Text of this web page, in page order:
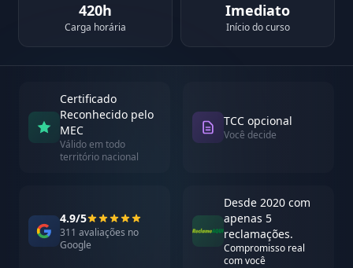
420h
Carga horária
Imediato
Início do curso
Certificado
Reconhecido pelo
MEC
Válido em todo
território nacional
TCC opcional
Você decide
4.9/5
311 avaliações no
Google
Desde 2020 com
apenas 5
reclamações.
Compromisso real
com você